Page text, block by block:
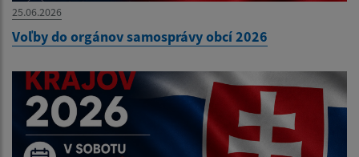
25.06.2026
Voľby do orgánov samosprávy obcí 2026